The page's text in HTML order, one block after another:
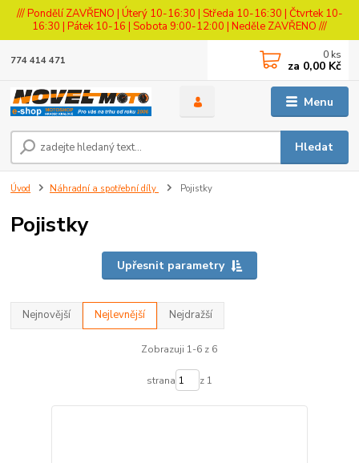
/// Pondělí ZAVŘENO | Úterý 10-16:30 | Středa 10-16:30 | Čtvrtek 10-
16:30 | Pátek 10-16 | Sobota 9:00-12:00 | Neděle ZAVŘENO ///
Menu
Hledat
774 414 471 0 ks
za 0,00 Kč
Úvod Náhradní a spotřební díly Pojistky
Pojistky
Upřesnit parametry
Nejnovější Nejlevnější Nejdražší
Zobrazuji 1-6 z 6
strana z 1